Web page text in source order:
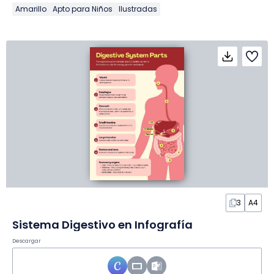
Amarillo Apto para Niños Ilustradas
3 A4
Sistema Digestivo en Infografía
Descargar